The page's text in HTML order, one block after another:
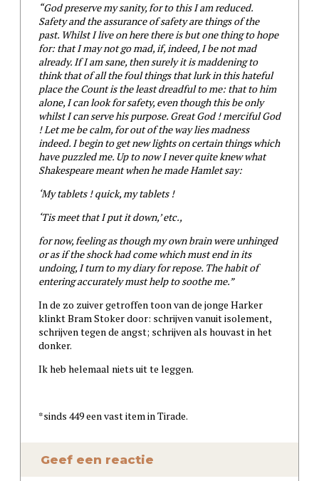
“God preserve my sanity, for to this I am reduced.
Safety and the assurance of safety are things of the
past. Whilst I live on here there is but one thing to hope
for: that I may not go mad, if, indeed, I be not mad
already. If I am sane, then surely it is maddening to
think that of all the foul things that lurk in this hateful
place the Count is the least dreadful to me: that to him
alone, I can look for safety, even though this be only
whilst I can serve his purpose. Great God ! merciful God
! Let me be calm, for out of the way lies madness
indeed. I begin to get new lights on certain things which
have puzzled me. Up to now I never quite knew what
Shakespeare meant when he made Hamlet say:
‘My tablets ! quick, my tablets !
‘Tis meet that I put it down,’ etc.,
for now, feeling as though my own brain were unhinged
or as if the shock had come which must end in its
undoing, I turn to my diary for repose. The habit of
entering accurately must help to soothe me.”
In de zo zuiver getroffen toon van de jonge Harker
klinkt Bram Stoker door: schrijven vanuit isolement,
schrijven tegen de angst; schrijven als houvast in het
donker.
Ik heb helemaal niets uit te leggen.
*sinds 449 een vast item in Tirade.
Geef een reactie